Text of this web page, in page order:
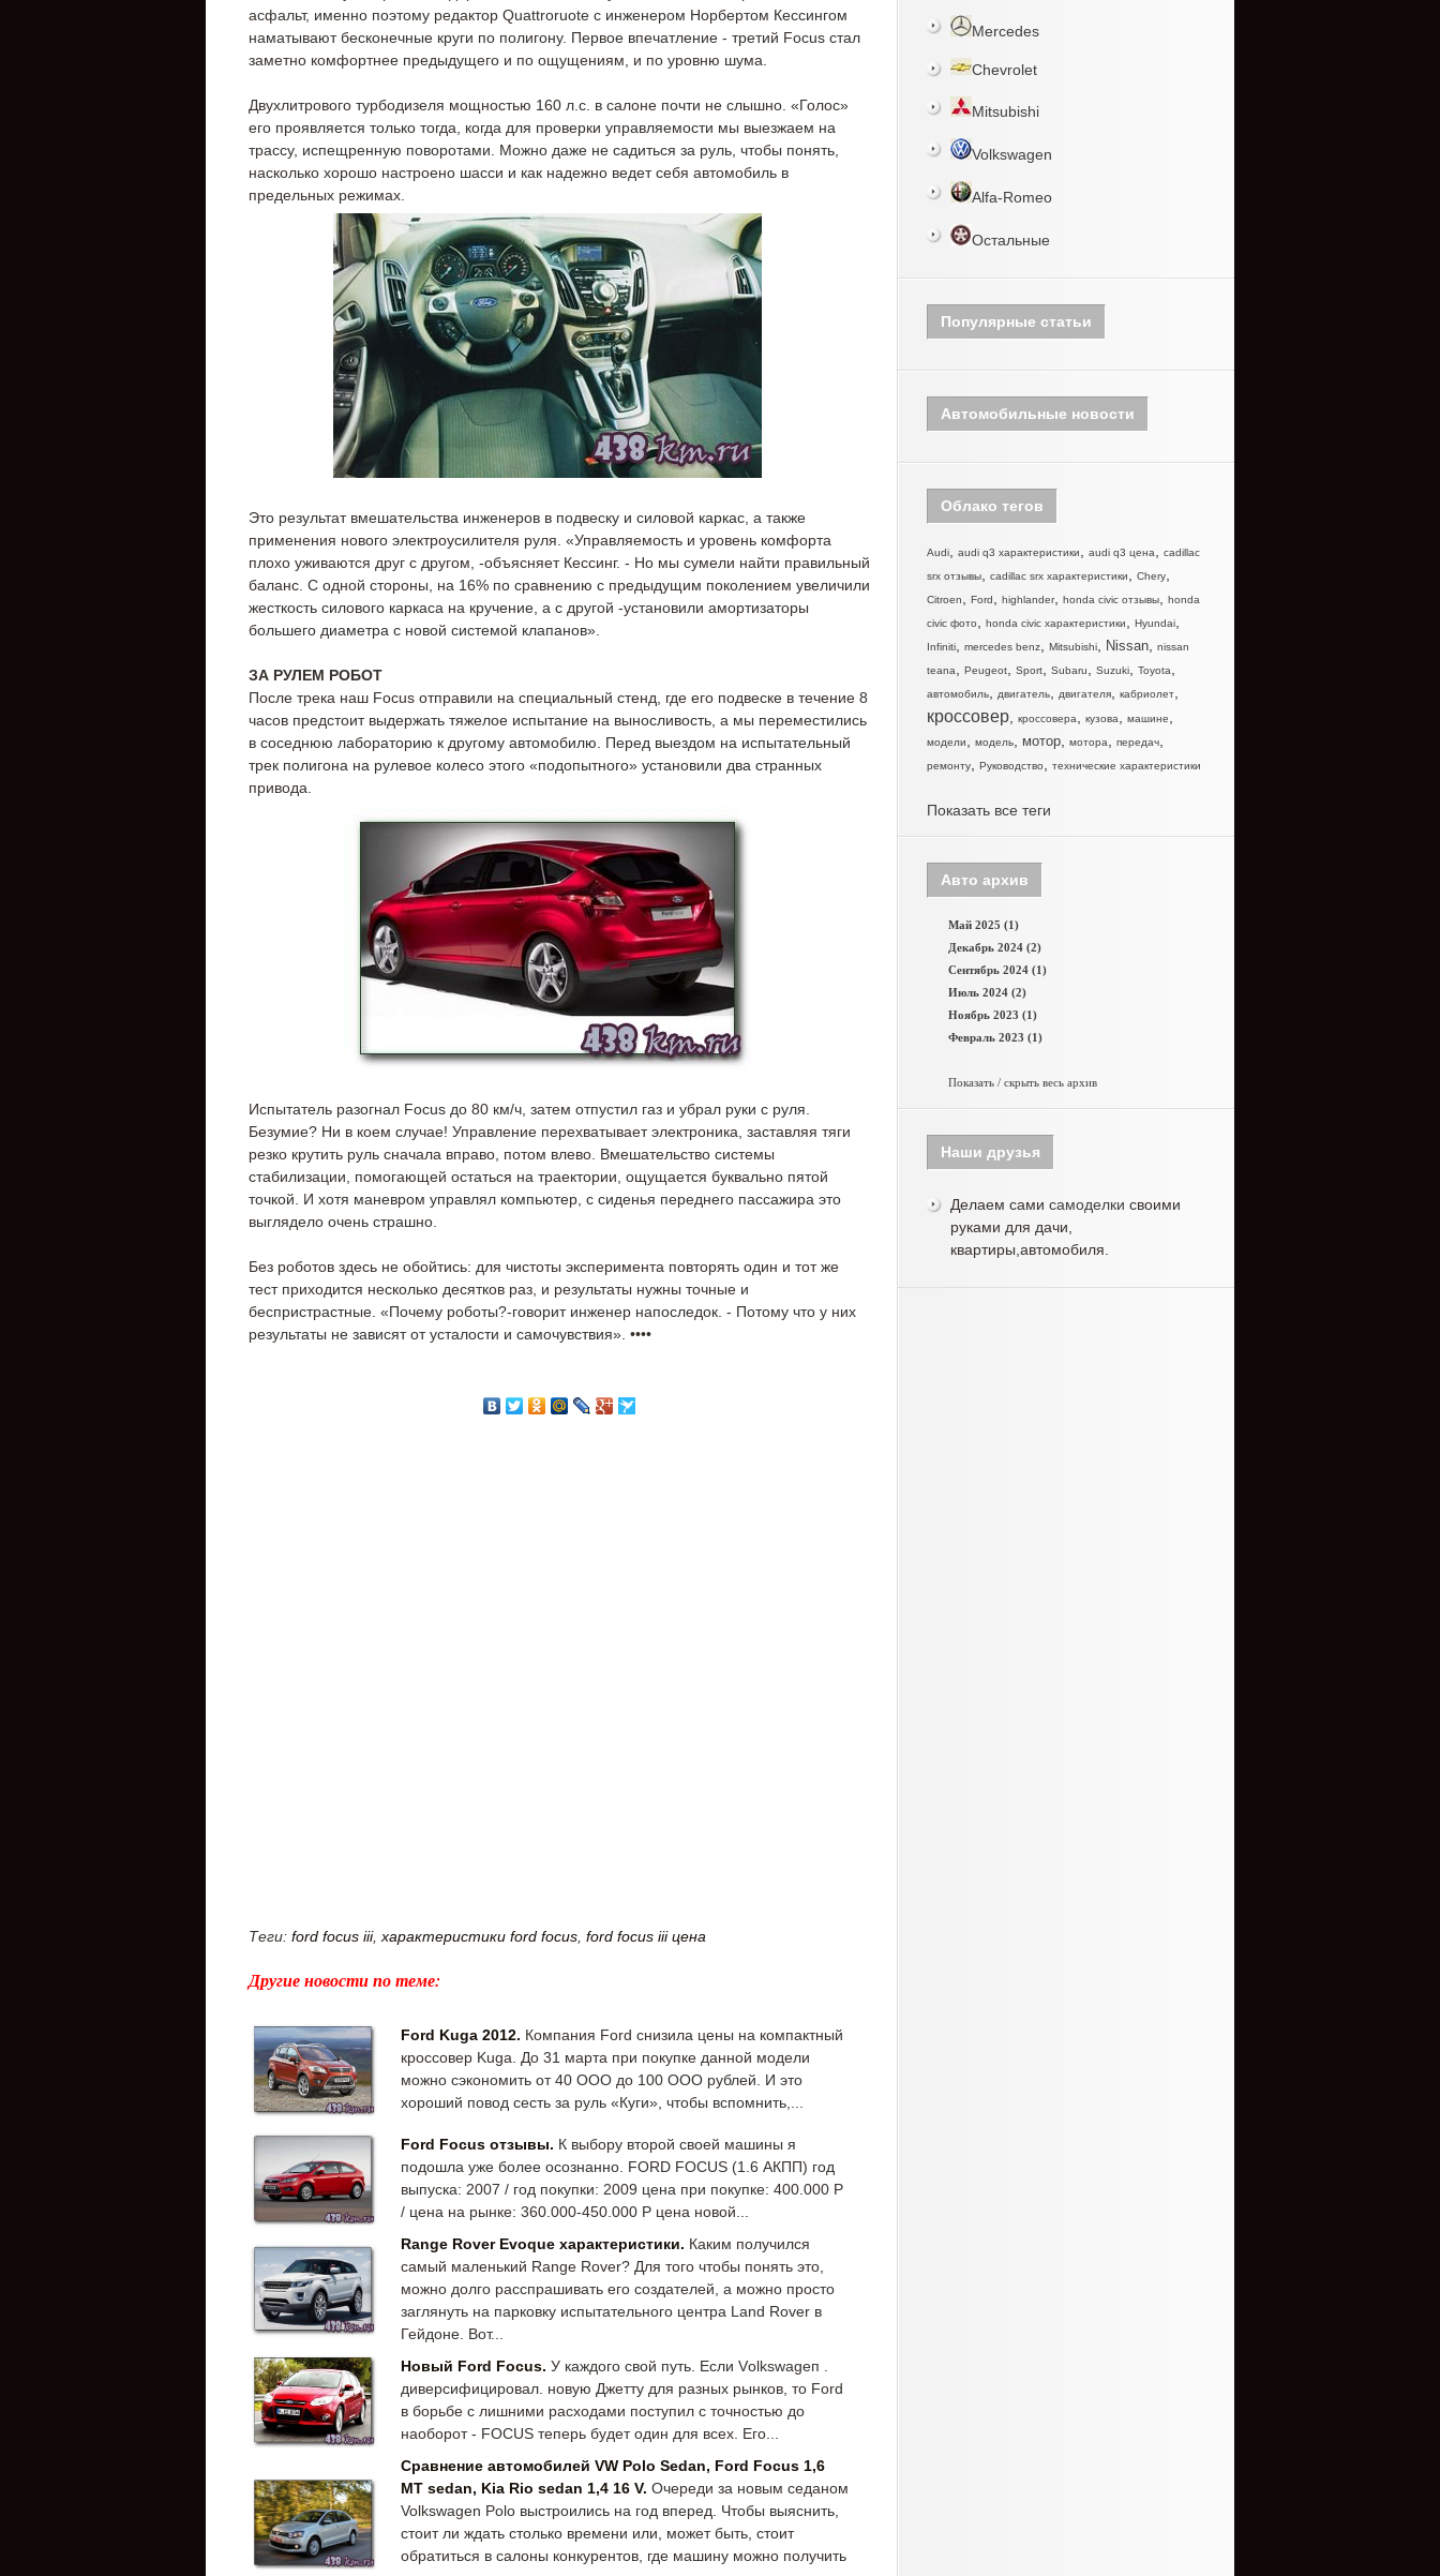
асфальт, именно поэтому редактор Quattroruote с инженером Норбертом Кессингом
наматывают бесконечные круги по полигону. Первое впечатление - третий Focus стал
заметно комфортнее предыдущего и по ощущениям, и по уровню шума.
Двухлитрового турбодизеля мощностью 160 л.с. в салоне почти не слышно. «Голос»
его проявляется только тогда, когда для проверки управляемости мы выезжаем на
трассу, испещренную поворотами. Можно даже не садиться за руль, чтобы понять,
насколько хорошо настроено шасси и как надежно ведет себя автомобиль в
предельных режимах.
Это результат вмешательства инженеров в подвеску и силовой каркас, а также
применения нового электроусилителя руля. «Управляемость и уровень комфорта
плохо уживаются друг с другом, -объясняет Кессинг. - Но мы сумели найти правильный
баланс. С одной стороны, на 16% по сравнению с предыдущим поколением увеличили
жесткость силового каркаса на кручение, а с другой -установили амортизаторы
большего диаметра с новой системой клапанов».
ЗА РУЛЕМ РОБОТ
После трека наш Focus отправили на специальный стенд, где его подвеске в течение 8
часов предстоит выдержать тяжелое испытание на выносливость, а мы переместились
в соседнюю лабораторию к другому автомобилю. Перед выездом на испытательный
трек полигона на рулевое колесо этого «подопытного» установили два странных
привода.
Испытатель разогнал Focus до 80 км/ч, затем отпустил газ и убрал руки с руля.
Безумие? Ни в коем случае! Управление перехватывает электроника, заставляя тяги
резко крутить руль сначала вправо, потом влево. Вмешательство системы
стабилизации, помогающей остаться на траектории, ощущается буквально пятой
точкой. И хотя маневром управлял компьютер, с сиденья переднего пассажира это
выглядело очень страшно.
Без роботов здесь не обойтись: для чистоты эксперимента повторять один и тот же
тест приходится несколько десятков раз, и результаты нужны точные и
беспристрастные. «Почему роботы?-говорит инженер напоследок. - Потому что у них
результаты не зависят от усталости и самочувствия». ••••
Теги: ford focus iii, характеристики ford focus ford focus iii цена
Другие новости по теме:
Ford Kuga 2012. Компания Ford снизила цены на компактный
кроссовер Kuga. До 31 марта при покупке данной модели
можно сэкономить от 40 ООО до 100 ООО рублей. И это
хороший повод сесть за руль «Куги», чтобы вспомнить,...
Ford Focus отзывы. К выбору второй своей машины я
подошла уже более осознанно. FORD FOCUS (1.6 АКПП) год
выпуска: 2007 / год покупки: 2009 цена при покупке: 400.000 Р
/ цена на рынке: 360.000-450.000 Р цена новой...
Range Rover Evoque характеристики. Каким получился
самый маленький Range Rover? Для того чтобы понять это,
можно долго расспрашивать его создателей, а можно просто
заглянуть на парковку испытательного центра Land Rover в
Гейдоне. Вот...
Новый Ford Focus. У каждого свой путь. Если Vоlkswаgеп .
диверсифицировал. новую Джетту для разных рынков, то Ford
в борьбе с лишними расходами поступил с точностью до
наоборот - FOCUS теперь будет один для всех. Его...
Сравнение автомобилей VW Polo Sedan, Ford Focus 1,6
MT sedan, Kia Rio sedan 1,4 16 V. Очереди за новым седаном
Volkswagen Polo выстроились на год вперед. Чтобы выяснить,
стоит ли ждать столько времени или, может быть, стоит
обратиться в салоны конкурентов, где машину можно получить
Mercedes
Chevrolet
Mitsubishi
Volkswagen
Alfa-Romeo
Остальные
Популярные статьи
Автомобильные новости
Облако тегов
Audi audi q3 характеристики audi q3 цена
cadillac
srx отзывы
cadillac srx характеристики Chery
Citroen Ford highlander, honda civic отзывы
honda
civic фото
honda civic характеристики Hyundai
Infiniti mercedes benz Mitsubishi Nissan
nissan
teana
Peugeot Sport Subaru Suzuki Toyota
автомобиль двигатель двигателя кабриолет
кроссовер кроссовера кузова машине
модели модель мотор мотора передач
ремонту Руководство технические характеристики
Показать все теги
Авто архив
Май 2025 (1)
Декабрь 2024 (2)
Сентябрь 2024 (1)
Июль 2024 (2)
Ноябрь 2023 (1)
Февраль 2023 (1)
Показать / скрыть весь архив
Наши друзья
Делаем сами самоделки своими
руками для дачи,
квартиры,автомобиля.